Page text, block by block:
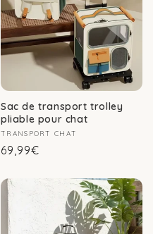
Sac de transport trolley
pliable pour chat
Fournisseur :
TRANSPORT CHAT
Prix
69,99€